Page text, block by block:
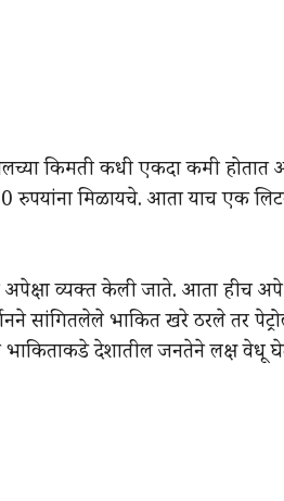
किमती कधी एकदा कमी होतात असा
मिळायचे. आता याच एक
व्यक्त केली जाते. आता हीच
सांगितलेले भाकित खरे ठरले तर
भाकिताकडे देशातील जनतेने लक्ष